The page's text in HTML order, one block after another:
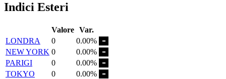
Indici Esteri
Valore Var.
LONDRA
0
0.00%
NEW YORK 0
0.00%
PARIGI
0
0.00%
TOKYO
0
0.00%